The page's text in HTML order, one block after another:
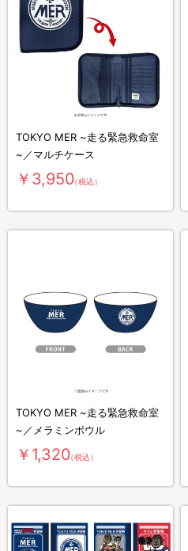
TOKYO MER ~走る緊急救命室
~／マルチケース
￥3,950（税込）
TOKYO MER ~走る緊急救命室
~／メラミンボウル
￥1,320（税込）